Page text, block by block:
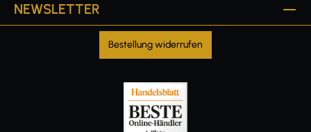
NEWSLETTER
Bestellung widerrufen